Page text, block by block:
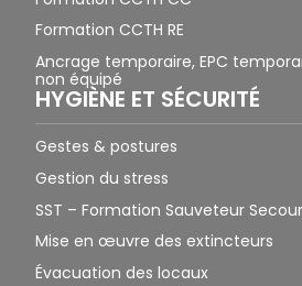
Formation CCTH RE
Ancrage temporaire, EPC
non équipé
HYGIÈNE ET SÉCURITÉ
Gestes & postures
Gestion du stress
SST – Formation Sauveteur
Mise en œuvre des extincteurs
Évacuation des locaux